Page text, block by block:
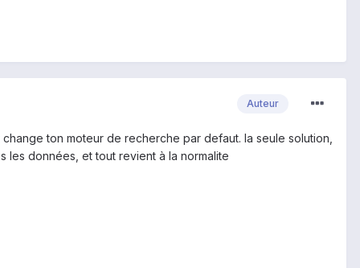
Auteur
ton moteur de recherche par defaut. la seule solution,
données, et tout revient à la normalite